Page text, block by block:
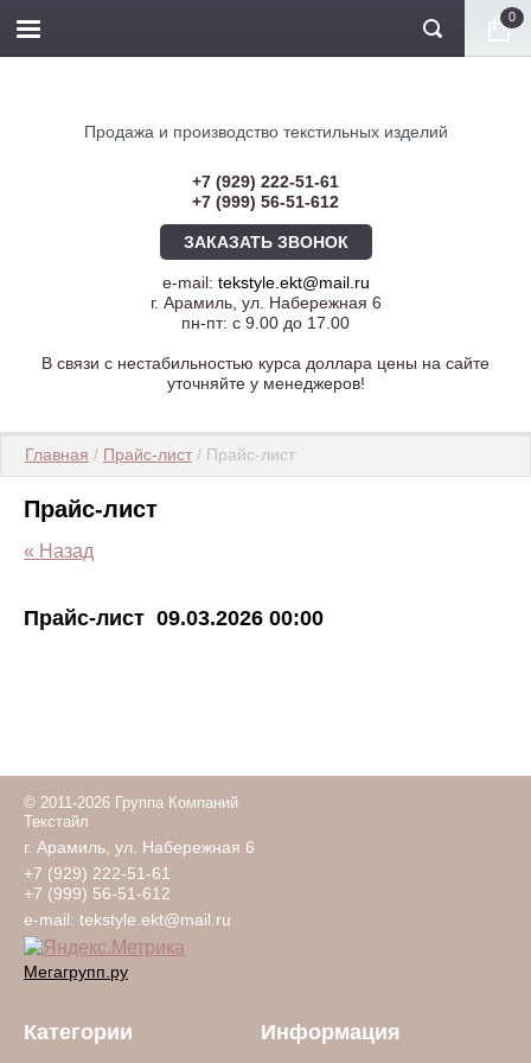
0
Продажа и производство текстильных изделий
+7 (929) 222-51-61
+7 (999) 56-51-612
ЗАКАЗАТЬ ЗВОНОК
e-mail: tekstyle.ekt@mail.ru
г. Арамиль, ул. Набережная 6
пн-пт: с 9.00 до 17.00
В связи с нестабильностью курса доллара цены на сайте
уточняйте у менеджеров!
Главная / Прайс-лист / Прайс-лист
Прайс-лист
« Назад
Прайс-лист 09.03.2026 00:00
© 2011-2026 Группа Компаний
Текстайл
г. Арамиль, ул. Набережная 6
+7 (929) 222-51-61
+7 (999) 56-51-612
e-mail: tekstyle.ekt@mail.ru
Мегагрупп.ру
Категории Информация